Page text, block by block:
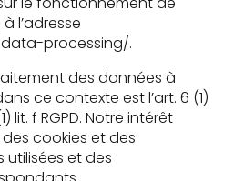
l’adresse
processing/.
des données à
ce contexte est l’art. 6 (1)
lit. f RGPD. Notre intérêt
cookies et des
utilisées et des